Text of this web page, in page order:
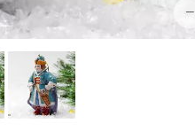
−